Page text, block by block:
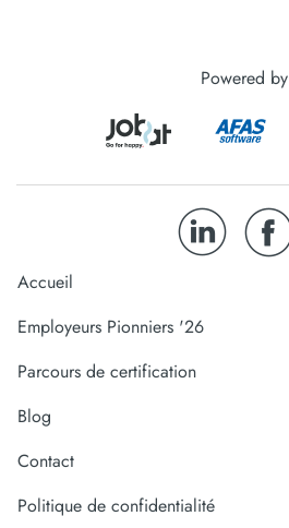
Powered by
Accueil
Employeurs Pionniers '26
Parcours de certification
Blog
Contact
Politique de confidentialité